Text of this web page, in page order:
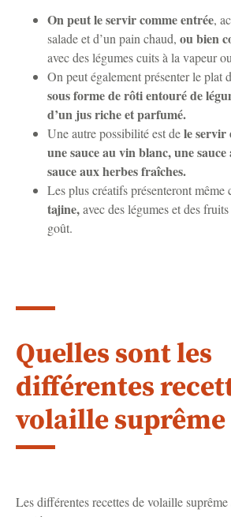
On peut le servir comme entrée,
salade et d’un pain chaud, ou bien
avec des légumes cuits à la vapeur
On peut également présenter le plat
sous forme de rôti entouré de
d’un jus riche et parfumé.
Une autre possibilité est dele servir
une sauce au vin blanc, une
sauce aux herbes fraîches.
Les plus créatifs présenteront même
tajine,avec des légumes et des
goût.
Quelles sont les
différentes
volaille suprême
Les différentes recettes de volaille suprême